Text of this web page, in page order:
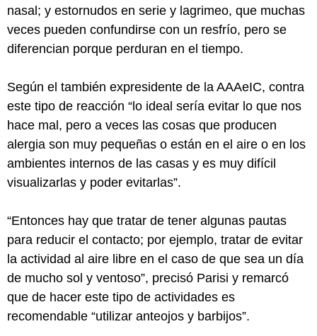
nasal; y estornudos en serie y lagrimeo, que muchas
veces pueden confundirse con un resfrío, pero se
diferencian porque perduran en el tiempo.
Según el también expresidente de la AAAeIC, contra
este tipo de reacción “lo ideal sería evitar lo que nos
hace mal, pero a veces las cosas que producen
alergia son muy pequeñas o están en el aire o en los
ambientes internos de las casas y es muy difícil
visualizarlas y poder evitarlas”.
“Entonces hay que tratar de tener algunas pautas
para reducir el contacto; por ejemplo, tratar de evitar
la actividad al aire libre en el caso de que sea un día
de mucho sol y ventoso”, precisó Parisi y remarcó
que de hacer este tipo de actividades es
recomendable “utilizar anteojos y barbijos”.